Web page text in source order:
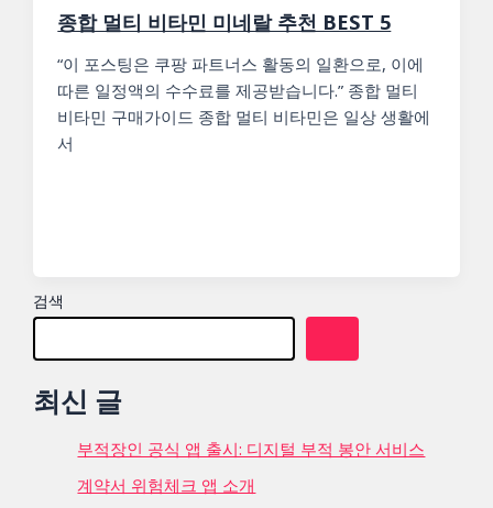
종합 멀티 비타민 미네랄 추천 BEST 5
“이 포스팅은 쿠팡 파트너스 활동의 일환으로, 이에
따른 일정액의 수수료를 제공받습니다.” 종합 멀티
비타민 구매가이드 종합 멀티 비타민은 일상 생활에
서
검색
최신 글
부적장인 공식 앱 출시: 디지털 부적 봉안 서비스
계약서 위험체크 앱 소개